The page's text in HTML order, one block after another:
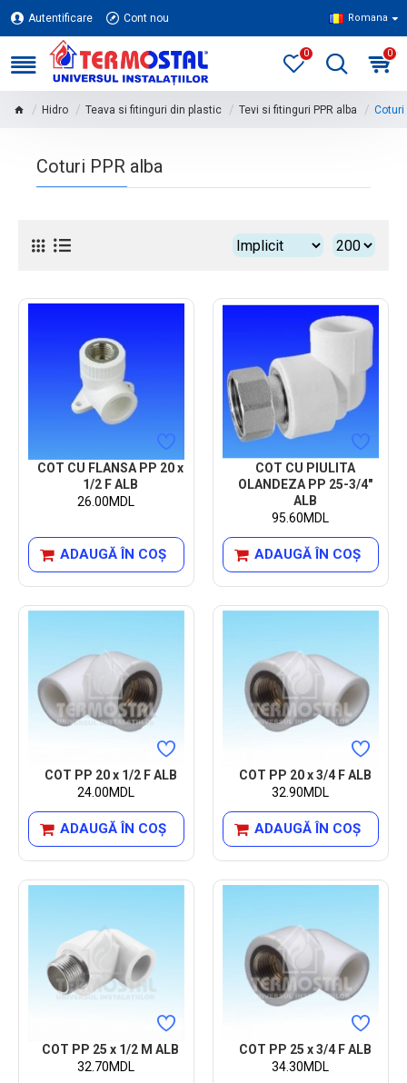
Autentificare Cont nou Romana
0 0
Hidro Teava si fitinguri din plastic Tevi si fitinguri PPR alba Coturi
Coturi PPR alba
COT CU FLANSA PP 20 x
1/2 F ALB
26.00MDL
ADAUGĂ ÎN COŞ
COT CU PIULITA
OLANDEZA PP 25-3/4"
ALB
95.60MDL
ADAUGĂ ÎN COŞ
COT PP 20 x 1/2 F ALB
24.00MDL
ADAUGĂ ÎN COŞ
COT PP 20 x 3/4 F ALB
32.90MDL
ADAUGĂ ÎN COŞ
COT PP 25 x 1/2 M ALB
32.70MDL
COT PP 25 x 3/4 F ALB
34.30MDL